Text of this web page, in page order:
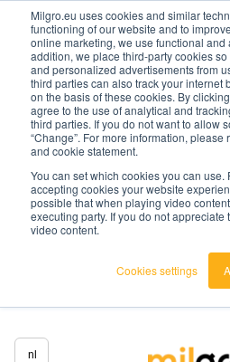
Milgro.eu uses cookies and similar
functioning of our website and to
online marketing, we use functional and
addition, we place third-party cookies
and personalized advertisements from
third parties can also track your internet
on the basis of these cookies. By
agree to the use of analytical and
third parties. If you do not want to allow
“Change”. For more information,
and cookie statement.
You can set which cookies you can use.
accepting cookies your website
possible that when playing video
executing party. If you do not
video content.
Cookies settings
nl